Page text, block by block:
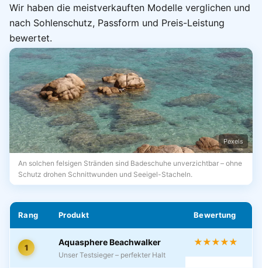
Wir haben die meistverkauften Modelle verglichen und
nach Sohlenschutz, Passform und Preis-Leistung
bewertet.
Pexels
An solchen felsigen Stränden sind Badeschuhe unverzichtbar – ohne
Schutz drohen Schnittwunden und Seeigel-Stacheln.
Rang Produkt Bewertung
1
Aquasphere Beachwalker
Unser Testsieger – perfekter Halt
★★★★★